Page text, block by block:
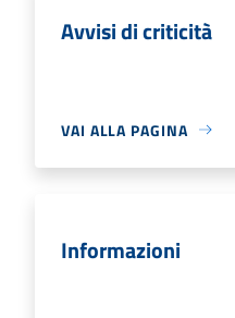
Avvisi di criticità
VAI ALLA PAGINA
Informazioni